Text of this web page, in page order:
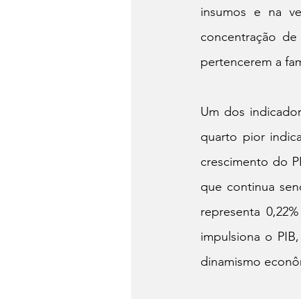
insumos e na
concentração
pertencerem a
Um dos
quarto pior
crescimento do
que continua
representa
impulsiona o
dinamismo